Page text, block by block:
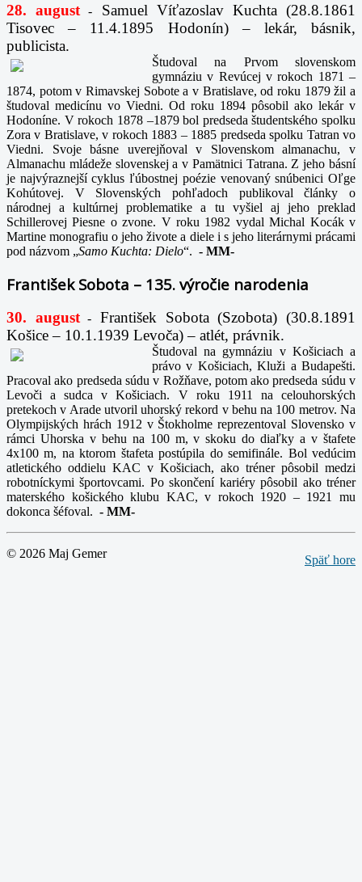
28. august -
Samuel Víťazoslav Kuchta (28.8.1861
Tisovec – 11.4.1895 Hodonín) – lekár, básnik,
publicista.
Študoval na Prvom slovenskom
gymnáziu v Revúcej v rokoch 1871 –
1874, potom v Rimavskej Sobote a v Bratislave, od roku 1879 žil a
študoval medicínu vo Viedni. Od roku 1894 pôsobil ako lekár v
Hodoníne. V rokoch 1878 –1879 bol predseda študentského spolku
Zora v Bratislave, v rokoch 1883 – 1885 predseda spolku Tatran vo
Viedni. Svoje básne uverejňoval v Slovenskom almanachu, v
Almanachu mládeže slovenskej a v Pamätnici Tatrana. Z jeho básní
je najvýraznejší cyklus ľúbostnej poézie venovaný snúbenici Oľge
Kohútovej. V Slovenských pohľadoch publikoval články o
národnej a kultúrnej problematike a tu vyšiel aj jeho preklad
Schillerovej Piesne o zvone. V roku 1982 vydal Michal Kocák v
Martine monografiu o jeho živote a diele i s jeho literárnymi prácami
pod názvom „Samo Kuchta: Dielo“. - MM-
František Sobota – 135. výročie narodenia
30. august-
František Sobota (Szobota) (30.8.1891
Košice – 10.1.1939 Levoča) – atlét, právnik.
Študoval na gymnáziu v Košiciach a
právo v Košiciach, Kluži a Budapešti.
Pracoval ako predseda súdu v Rožňave, potom ako predseda súdu v
Levoči a sudca v Košiciach. V roku 1911 na celouhorských
pretekoch v Arade utvoril uhorský rekord v behu na 100 metrov. Na
Olympijských hrách 1912 v Štokholme reprezentoval Slovensko v
rámci Uhorska v behu na 100 m, v skoku do diaľky a v štafete
4x100 m, na ktorom štafeta postúpila do semifinále. Bol vedúcim
atletického oddielu KAC v Košiciach, ako tréner pôsobil medzi
robotníckymi športovcami. Po skončení kariéry pôsobil ako tréner
materského košického klubu KAC, v rokoch 1920 – 1921 mu
dokonca šéfoval. - MM-
Späť hore
© 2026 Maj Gemer